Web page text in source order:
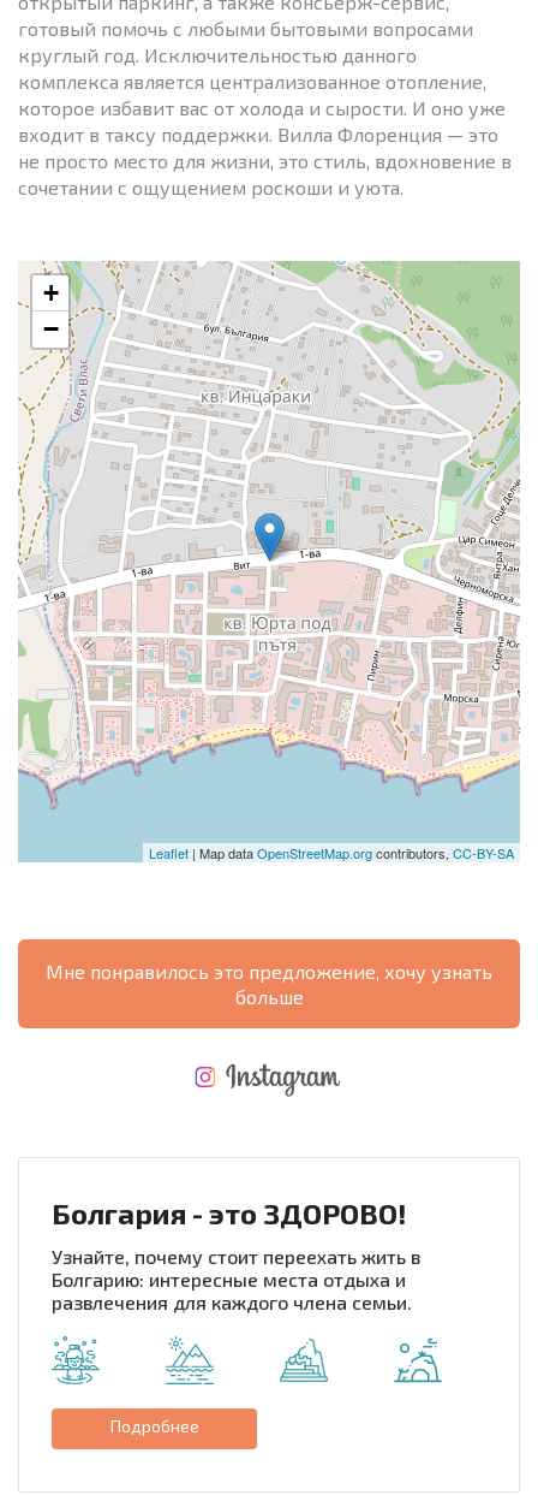
готовый помочь с любыми бытовыми вопросами
круглый год. Исключительностью данного
комплекса является централизованное отопление,
которое избавит вас от холода и сырости. И оно уже
входит в таксу поддержки. Вилла Флоренция — это
не просто место для жизни, это стиль, вдохновение в
сочетании с ощущением роскоши и уюта.
+
−
Leaflet | Map dataOpenStreetMap.orgcontributors, CC-BY-SA
Мне понравилось это предложение, хочу узнать
больше
Болгария - это ЗДОРОВО!
Узнайте, почему стоит переехать жить в
Болгарию: интересные места отдыха и
развлечения для каждого члена семьи.
Подробнее